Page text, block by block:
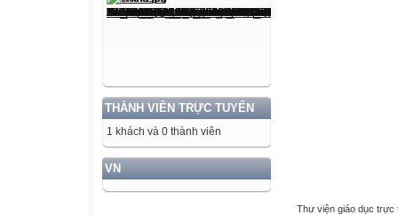
THÀNH VIÊN TRỰC TUYẾN
1 khách và 0 thành viên
VN
Thư viện giáo dục trực